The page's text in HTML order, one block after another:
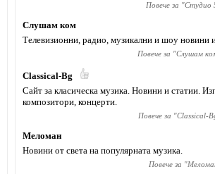
Повече за "Студио
Слушам ком
Телевизионни, радио, музикални и шоу новини
Повече за "Слушам
Classical-Bg
Сайт за класическа музика. Новини и статии.
композитори, концерти.
Повече за "Classical-
Меломан
Новини от света на популярната музика.
Повече за "